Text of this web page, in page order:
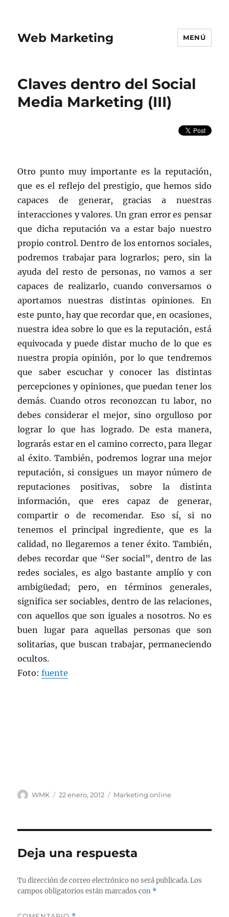
Web Marketing MENÚ
Claves dentro del Social
Media Marketing (III)
Otro punto muy importante es la reputación,
que es el reflejo del prestigio, que hemos sido
capaces de generar, gracias a nuestras
interacciones y valores. Un gran error es pensar
que dicha reputación va a estar bajo nuestro
propio control. Dentro de los entornos sociales,
podremos trabajar para lograrlos; pero, sin la
ayuda del resto de personas, no vamos a ser
capaces de realizarlo, cuando conversamos o
aportamos nuestras distintas opiniones. En
este punto, hay que recordar que, en ocasiones,
nuestra idea sobre lo que es la reputación, está
equivocada y puede distar mucho de lo que es
nuestra propia opinión, por lo que tendremos
que saber escuchar y conocer las distintas
percepciones y opiniones, que puedan tener los
demás. Cuando otros reconozcan tu labor, no
debes considerar el mejor, sino orgulloso por
lograr lo que has logrado. De esta manera,
lograrás estar en el camino correcto, para llegar
al éxito. También, podremos lograr una mejor
reputación, si consigues un mayor número de
reputaciones positivas, sobre la distinta
información, que eres capaz de generar,
compartir o de recomendar. Eso sí, si no
tenemos el principal ingrediente, que es la
calidad, no llegaremos a tener éxito. También,
debes recordar que “Ser social”, dentro de las
redes sociales, es algo bastante amplío y con
ambigüedad; pero, en términos generales,
significa ser sociables, dentro de las relaciones,
con aquellos que son iguales a nosotros. No es
buen lugar para aquellas personas que son
solitarias, que buscan trabajar, permaneciendo
ocultos.
Foto:fuente
Autor
WMK
Publicado
22 enero, 2012 Categorías
Marketing online
Deja una respuesta
Tu dirección de correo electrónico no será publicada. Los
campos obligatorios están marcados con *